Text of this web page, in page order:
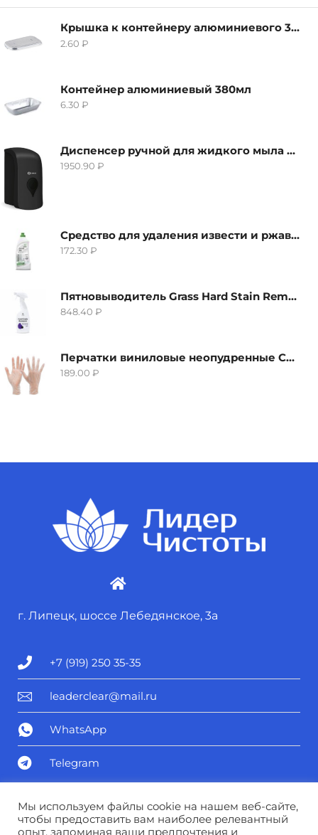
Крышка к контейнеру алюминиевого 380мл
2.60 ₽
Контейнер алюминиевый 380мл
6.30 ₽
Диспенсер ручной для жидкого мыла Grass IT-0638, черный
1950.90 ₽
Средство для удаления извести и ржавчины Grass Gloss-Gel, 500мл
172.30 ₽
Пятновыводитель Grass Hard Stain Remover, 600мл
848.40 ₽
Перчатки виниловые неопудренные CTP-BS, размер S
189.00 ₽
г. Липецк, шоссе Лебедянское, 3а
+7 (919) 250 35-35
leaderclear@mail.ru
WhatsApp
Telegram
Политика конфиденциальности
Мы используем файлы cookie на нашем веб-сайте,
чтобы предоставить вам наиболее релевантный
опыт, запоминая ваши предпочтения и